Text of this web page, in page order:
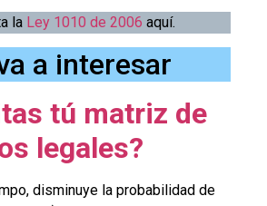
la Ley 1010 de 2006 aquí.
a interesar
tú matriz de
legales?
disminuye la probabilidad de